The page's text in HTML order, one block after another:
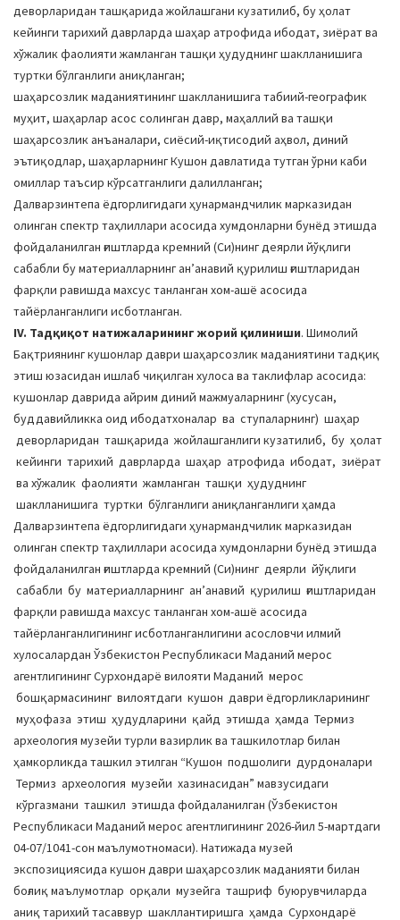
деворларидан ташқарида жойлашгани кузатилиб, бу ҳолат
кейинги тарихий даврларда шаҳар атрофида ибодат, зиёрат ва
хўжалик фаолияти жамланган ташқи ҳудуднинг шаклланишига
туртки бўлганлиги аниқланган;
шаҳарсозлик маданиятининг шаклланишига табиий-географик
муҳит, шаҳарлар асос солинган давр, маҳаллий ва ташқи
шаҳарсозлик анъаналари, сиёсий-иқтисодий аҳвол, диний
эътиқодлар, шаҳарларнинг Кушон давлатида тутган ўрни каби
омиллар таъсир кўрсатганлиги далилланган;
Далварзинтепа ёдгорлигидаги ҳунармандчилик марказидан
олинган спектр таҳлиллари асосида хумдонларни бунёд этишда
фойдаланилган ғиштларда кремний (Си)нинг деярли йўқлиги
сабабли бу материалларнинг анʼанавий қурилиш ғиштларидан
фарқли равишда махсус танланган хом-ашё асосида
тайёрланганлиги исботланган.
IV. Тадқиқот натижаларининг жорий қилиниши. Шимолий
Бақтриянинг кушонлар даври шаҳарсозлик маданиятини тадқиқ
этиш юзасидан ишлаб чиқилган хулоса ва таклифлар асосида:
кушонлар даврида айрим диний мажмуаларнинг (хусусан,
буддавийликка оид ибодатхоналар ва ступаларнинг) шаҳар
деворларидан ташқарида жойлашганлиги кузатилиб, бу ҳолат
кейинги тарихий даврларда шаҳар атрофида ибодат, зиёрат
ва хўжалик фаолияти жамланган ташқи ҳудуднинг
шаклланишига туртки бўлганлиги аниқланганлиги ҳамда
Далварзинтепа ёдгорлигидаги ҳунармандчилик марказидан
олинган спектр таҳлиллари асосида хумдонларни бунёд этишда
фойдаланилган ғиштларда кремний (Си)нинг деярли йўқлиги
сабабли бу материалларнинг анʼанавий қурилиш ғиштларидан
фарқли равишда махсус танланган хом-ашё асосида
тайёрланганлигининг исботланганлигини асословчи илмий
хулосалардан Ўзбекистон Республикаси Маданий мерос
агентлигининг Сурхондарё вилояти Маданий мерос
бошқармасининг вилоятдаги кушон даври ёдгорликларининг
муҳофаза этиш ҳудудларини қайд этишда ҳамда Термиз
археология музейи турли вазирлик ва ташкилотлар билан
ҳамкорликда ташкил этилган “Кушон подшолиги дурдоналари
Термиз археология музейи хазинасидан” мавзусидаги
кўргазмани ташкил этишда фойдаланилган (Ўзбекистон
Республикаси Маданий мерос агентлигининг 2026-йил 5-мартдаги
04-07/1041-сон маълумотномаси). Натижада музей
экспозициясида кушон даври шаҳарсозлик маданияти билан
боғлиқ маълумотлар орқали музейга ташриф буюрувчиларда
аниқ тарихий тасаввур шакллантиришга ҳамда Сурхондарё